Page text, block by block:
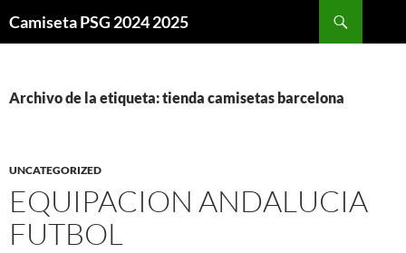
Camiseta PSG 2024 2025
Archivo de la etiqueta: tienda camisetas barcelona
UNCATEGORIZED
EQUIPACION ANDALUCIA
FUTBOL